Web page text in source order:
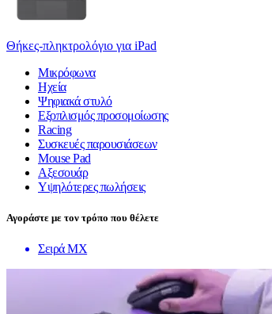
Θήκες-πληκτρολόγιο για iPad
Μικρόφωνα
Ηχεία
Ψηφιακά στυλό
Εξοπλισμός προσομοίωσης
Racing
Συσκευές παρουσιάσεων
Mouse Pad
Αξεσουάρ
Υψηλότερες πωλήσεις
Αγοράστε με τον τρόπο που θέλετε
Σειρά MX